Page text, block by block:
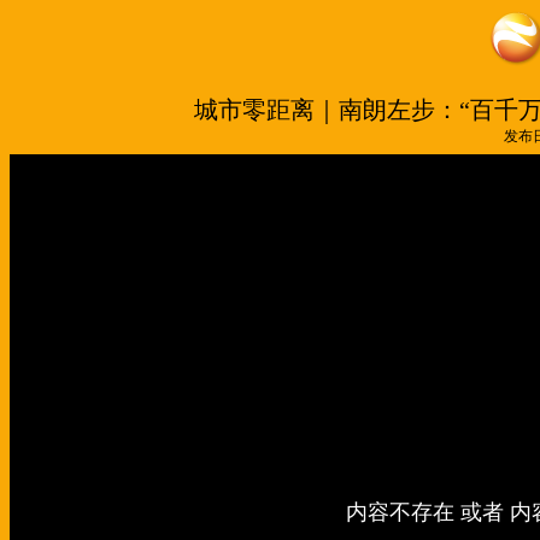
城市零距离｜南朗左步：“百千
发布